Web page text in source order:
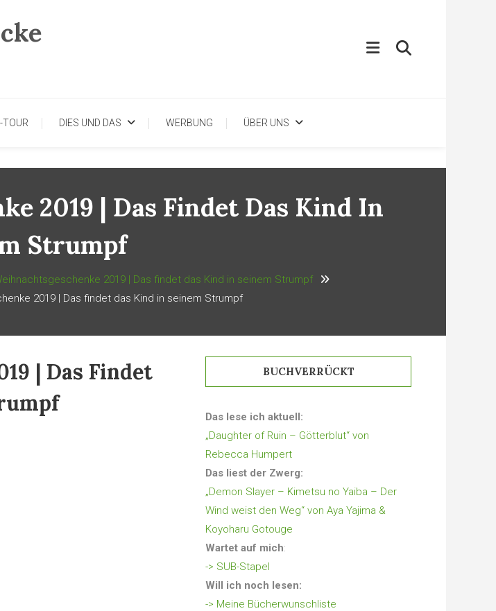
TOUR DIES UND DAS WERBUNG ÜBER UNS
2019 | Das Findet Das Kind In
Strumpf
2019 | Das findet das Kind in seinem Strumpf
2019 | Das findet das Kind in seinem Strumpf
| Das Findet
BUCHVERRÜCKT
Das lese ich aktuell:
„Daughter of Ruin – Götterblut“ von
Rebecca Humpert
Das liest der Zwerg:
„Demon Slayer – Kimetsu no Yaiba – Der
Wind weist den Weg“ von Aya Yajima &
Koyoharu Gotouge
Wartet auf mich:
-> SUB-Stapel
Will ich noch lesen:
-> Meine Bücherwunschliste